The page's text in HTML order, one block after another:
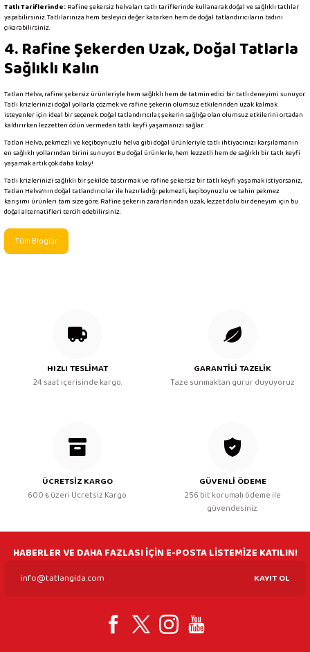
Tatlı Tariflerinde:Rafine şekersiz helvaları tatlı tariflerinde kullanarak doğal ve sağlıklı tatlılar
yapabilirsiniz. Tatlılarınıza hem besleyici değer katarken hem de doğal tatlandırıcıların tadını
çıkarabilirsiniz.
4. Rafine Şekerden Uzak, Doğal Tatlarla
Sağlıklı Kalın
Tatlan Helva, rafine şekersiz ürünleriyle hem sağlıklı hem de tatmin edici bir tatlı deneyimi sunuyor.
Tatlı krizlerinizi doğal yollarla çözmek ve rafine şekerin olumsuz etkilerinden uzak kalmak
isteyenler için ideal bir seçenek. Doğal tatlandırıcılar, şekerin sağlığa olan olumsuz etkilerini ortadan
kaldırırken lezzetten ödün vermeden tatlı keyfi yaşamanızı sağlar.
Tatlan Helva, pekmezli ve keçiboynuzlu helva gibi doğal ürünleriyle tatlı ihtiyacınızı karşılamanın
en sağlıklı yollarından birini sunuyor. Bu doğal ürünlerle, hem lezzetli hem de sağlıklı bir tatlı keyfi
yaşamak artık çok daha kolay!
Tatlı krizlerinizi sağlıklı bir şekilde bastırmak ve rafine şekersiz bir tatlı keyfi yaşamak istiyorsanız,
Tatlan Helva’nın doğal tatlandırıcılar ile hazırladığı pekmezli, keçiboynuzlu ve tahin pekmez
karışımı ürünleri tam size göre. Rafine şekerin zararlarından uzak, lezzet dolu bir deneyim için bu
doğal alternatifleri tercih edebilirsiniz.
Tüm Bloglar
HIZLI TESLİMAT
24 saat içerisinde kargo.
GARANTİLİ TAZELİK
Taze sunmaktan gurur duyuyoruz
ÜCRETSİZ KARGO
600 ₺ üzeri Ücretsiz Kargo.
GÜVENLİ ÖDEME
256 bit korumalı ödeme ile
güvendesiniz.
HABERLER VE DAHA FAZLASI İÇİN E-POSTA LİSTEMİZE KATILIN!
KAYIT OL